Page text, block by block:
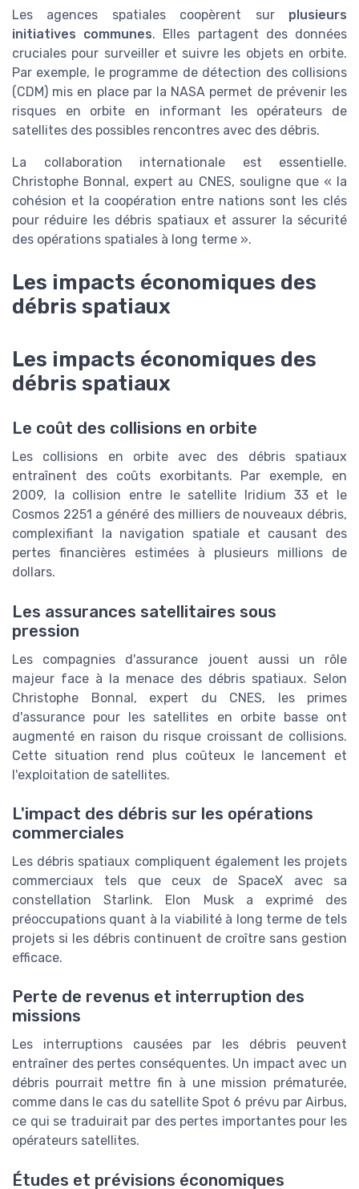
Les agences spatiales coopèrent sur plusieurs
initiatives communes. Elles partagent des données
cruciales pour surveiller et suivre les objets en orbite.
Par exemple, le programme de détection des collisions
(CDM) mis en place par la NASA permet de prévenir les
risques en orbite en informant les opérateurs de
satellites des possibles rencontres avec des débris.
La collaboration internationale est essentielle.
Christophe Bonnal, expert au CNES, souligne que « la
cohésion et la coopération entre nations sont les clés
pour réduire les débris spatiaux et assurer la sécurité
des opérations spatiales à long terme ».
Les impacts économiques des
débris spatiaux
Les impacts économiques des
débris spatiaux
Le coût des collisions en orbite
Les collisions en orbite avec des débris spatiaux
entraînent des coûts exorbitants. Par exemple, en
2009, la collision entre le satellite Iridium 33 et le
Cosmos 2251 a généré des milliers de nouveaux débris,
complexifiant la navigation spatiale et causant des
pertes financières estimées à plusieurs millions de
dollars.
Les assurances satellitaires sous
pression
Les compagnies d'assurance jouent aussi un rôle
majeur face à la menace des débris spatiaux. Selon
Christophe Bonnal, expert du CNES, les primes
d'assurance pour les satellites en orbite basse ont
augmenté en raison du risque croissant de collisions.
Cette situation rend plus coûteux le lancement et
l'exploitation de satellites.
L'impact des débris sur les opérations
commerciales
Les débris spatiaux compliquent également les projets
commerciaux tels que ceux de SpaceX avec sa
constellation Starlink. Elon Musk a exprimé des
préoccupations quant à la viabilité à long terme de tels
projets si les débris continuent de croître sans gestion
efficace.
Perte de revenus et interruption des
missions
Les interruptions causées par les débris peuvent
entraîner des pertes conséquentes. Un impact avec un
débris pourrait mettre fin à une mission prématurée,
comme dans le cas du satellite Spot 6 prévu par Airbus,
ce qui se traduirait par des pertes importantes pour les
opérateurs satellites.
Études et prévisions économiques